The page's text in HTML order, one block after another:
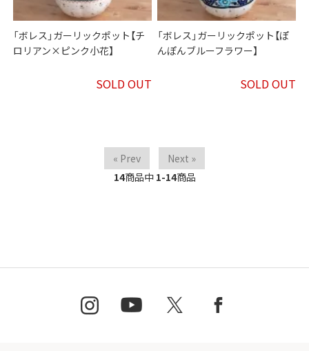
「ボレス」ガーリックポット【チ
ロリアン×ピンク小花】
SOLD OUT
「ボレス」ガーリックポット【ぽ
んぽんブルーフラワー】
SOLD OUT
« Prev
Next »
14商品中 1-14商品